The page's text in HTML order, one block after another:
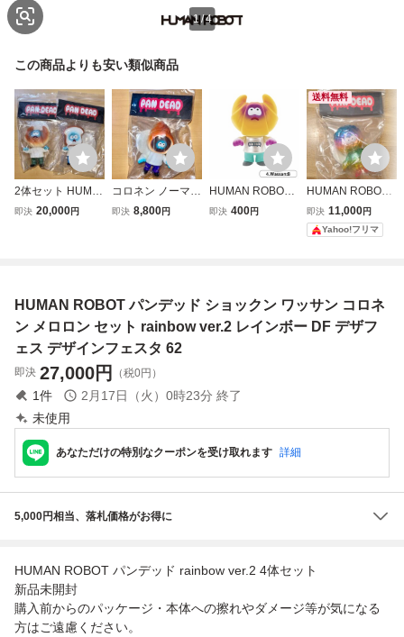
1/4
この商品よりも安い類似商品
2体セット HUMA
N ROBOT PANDE
ト1
即決 20,000円
コロネン ノーマル
パンデッド HUMA
即決 8,800円
HUMAN ROBOT
パンデッド フィギ
版 再販
即決 400円
送料無料
HUMAN ROBOT P
ANDEAD パンデ
ッド ソフビフィギ
ュア メロロン レ
即決 11,000円
Yahoo!フリマ
HUMAN ROBOT パンデッド ショックン ワッサン コロネ
ン メロロン セット rainbow ver.2 レインボー DF デザフ
ェス デザインフェスタ 62
即決 27,000円 （税0円）
1件 2月17日（火）0時23分 終了
未使用
あなただけの特別なクーポンを受け取れます 詳細
5,000円相当、落札価格がお得に
HUMAN ROBOT パンデッド rainbow ver.2 4体セット
新品未開封
購入前からのパッケージ・本体への擦れやダメージ等が気になる
方はご遠慮ください。